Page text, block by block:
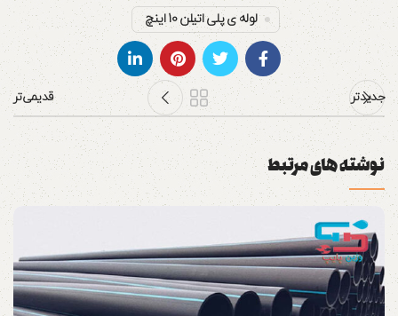
لوله ی پلی اتیلن 10 اینچ
جدیدتر قدیمی‌تر
نوشته های مرتبط